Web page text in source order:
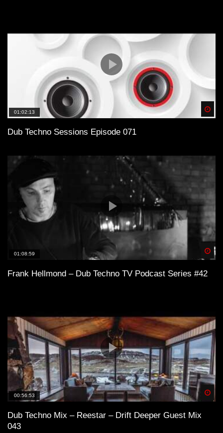
01:02:13
Dub Techno Sessions Episode 071
01:08:59
Frank Hellmond – Dub Techno TV Podcast Series #42
00:56:53
Dub Techno Mix – Reestar – Drift Deeper Guest Mix
043